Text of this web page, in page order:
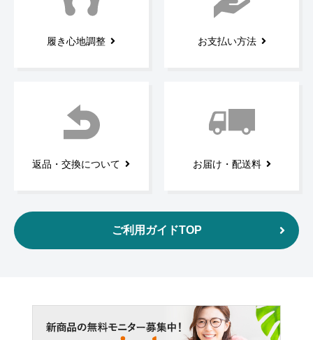
履き心地調整 お支払い方法
返品・交換について お届け・配送料
ご利用ガイドTOP